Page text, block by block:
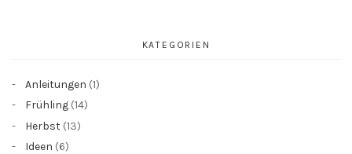
KATEGORIEN
Anleitungen (1)
Frühling(14)
Herbst(13)
Ideen (6)